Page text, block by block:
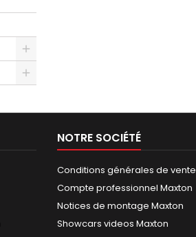
NOTRE SOCIÉTÉ
Conditions générales de vente
Compte professionnel Maxton
Notices de montage Maxton
Showcars videos Maxton